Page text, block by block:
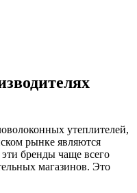
утеплителей,
рынке являются
бренды чаще всего
магазинов. Это